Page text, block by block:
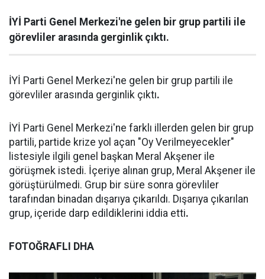
İYİ Parti Genel Merkezi'ne gelen bir grup partili ile
görevliler arasında gerginlik çıktı.
İYİ Parti Genel Merkezi'ne gelen bir grup partili ile
görevliler arasında gerginlik çıktı.
İYİ Parti Genel Merkezi'ne farklı illerden gelen bir grup
partili, partide krize yol açan "Oy Verilmeyecekler"
listesiyle ilgili genel başkan Meral Akşener ile
görüşmek istedi. İçeriye alınan grup, Meral Akşener ile
görüştürülmedi. Grup bir süre sonra görevliler
tarafından binadan dışarıya çıkarıldı. Dışarıya çıkarılan
grup, içeride darp edildiklerini iddia etti.
FOTOĞRAFLI DHA